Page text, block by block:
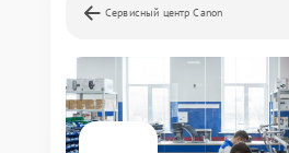
Сервисный центр Canon